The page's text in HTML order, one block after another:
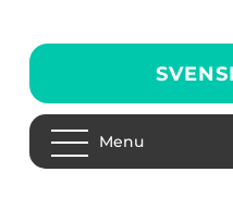
Menu